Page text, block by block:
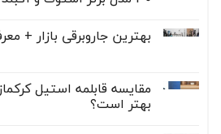
همزن
خانواده
کم
مدل
برتر
برای
بهترین
دانشجویان
پزشکی
+
ثبت
نشده
بهترین جاروبرقی‌ بازار + معرفی 30
بهترین
جاروبرقی‌
بازار
+
نشده
مقایسه قابلمه استیل
بهتر است؟